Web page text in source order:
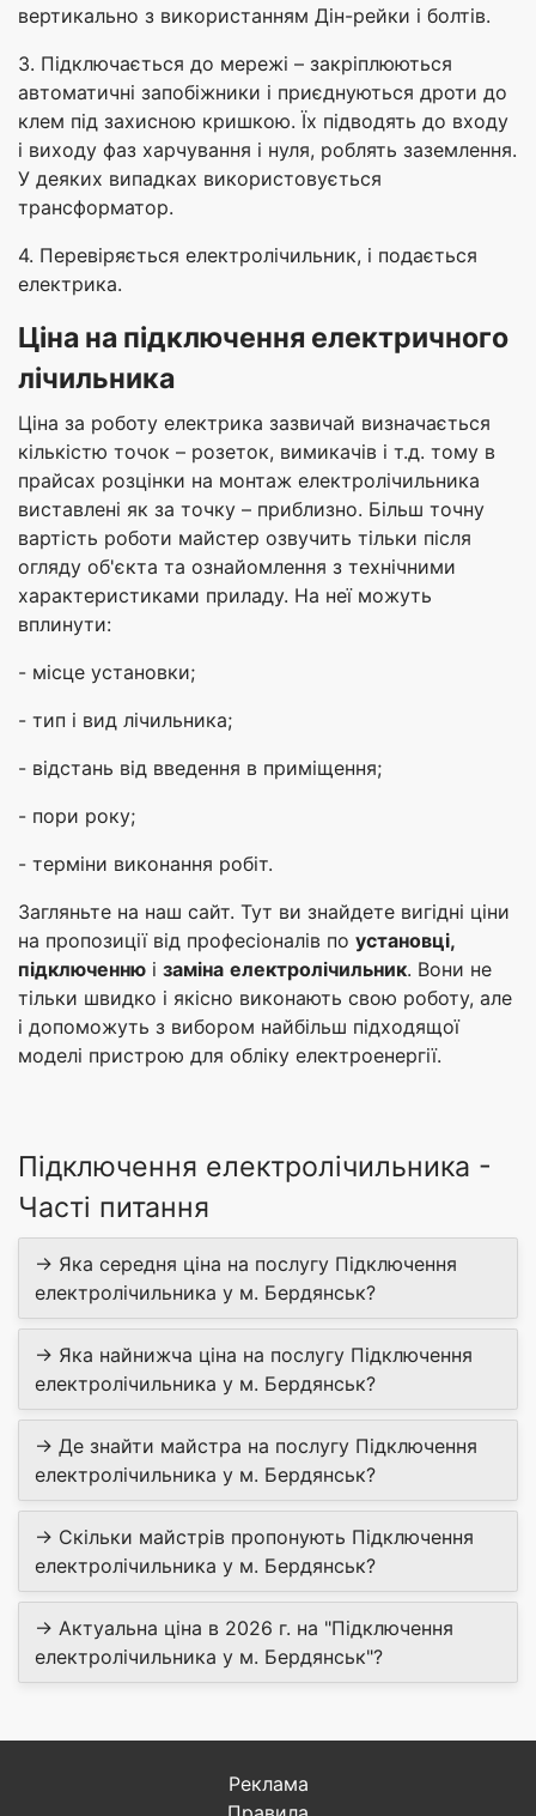
вертикально з використанням Дін-рейки і болтів.
3. Підключається до мережі – закріплюються
автоматичні запобіжники і приєднуються дроти до
клем під захисною кришкою. Їх підводять до входу
і виходу фаз харчування і нуля, роблять заземлення.
У деяких випадках використовується
трансформатор.
4. Перевіряється електролічильник, і подається
електрика.
Ціна на підключення електричного
лічильника
Ціна за роботу електрика зазвичай визначається
кількістю точок – розеток, вимикачів і т.д. тому в
прайсах розцінки на монтаж електролічильника
виставлені як за точку – приблизно. Більш точну
вартість роботи майстер озвучить тільки після
огляду об'єкта та ознайомлення з технічними
характеристиками приладу. На неї можуть
вплинути:
- місце установки;
- тип і вид лічильника;
- відстань від введення в приміщення;
- пори року;
- терміни виконання робіт.
Загляньте на наш сайт. Тут ви знайдете вигідні ціни
на пропозиції від професіоналів по установці,
підключенню і заміна електролічильник. Вони не
тільки швидко і якісно виконають свою роботу, але
і допоможуть з вибором найбільш підходящої
моделі пристрою для обліку електроенергії.
Підключення електролічильника -
Часті питання
→ Яка середня ціна на послугу Підключення
електролічильника у м. Бердянськ?
→ Яка найнижча ціна на послугу Підключення
електролічильника у м. Бердянськ?
→ Де знайти майстра на послугу Підключення
електролічильника у м. Бердянськ?
→ Скільки майстрів пропонують Підключення
електролічильника у м. Бердянськ?
→ Актуальна ціна в 2026 г. на "Підключення
електролічильника у м. Бердянськ"?
Реклама